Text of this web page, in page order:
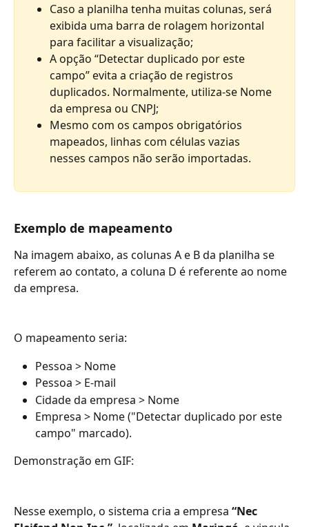
Caso a planilha tenha muitas colunas, será
exibida uma barra de rolagem horizontal
para facilitar a visualização;
A opção “Detectar duplicado por este
campo” evita a criação de registros
duplicados. Normalmente, utiliza-se Nome
da empresa ou CNPJ;
Mesmo com os campos obrigatórios
mapeados, linhas com células vazias
nesses campos não serão importadas.
Exemplo de mapeamento
Na imagem abaixo, as colunas A e B da planilha se
referem ao contato, a coluna D é referente ao nome
da empresa.
O mapeamento seria:
Pessoa > Nome
Pessoa > E-mail
Cidade da empresa > Nome
Empresa > Nome ("Detectar duplicado por este
campo" marcado).
Demonstração em GIF:
Nesse exemplo, o sistema cria a empresa “Nec